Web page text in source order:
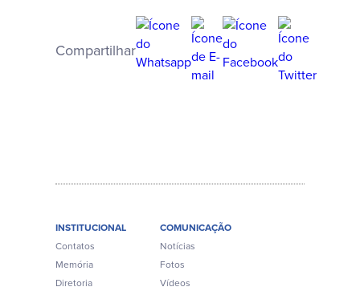
Compartilhar
INSTITUCIONAL
Contatos
Memória
Diretoria
COMUNICAÇÃO
Notícias
Fotos
Vídeos